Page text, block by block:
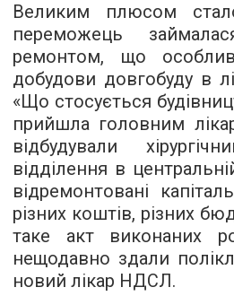
Великим плюсом
переможець
ремонтом, що
добудови довгобуду в
«Що стосується
прийшла головним
відбудували
відділення в
відремонтовані
різних коштів, різних
таке акт виконаних
нещодавно здали
новий лікар НДСЛ.